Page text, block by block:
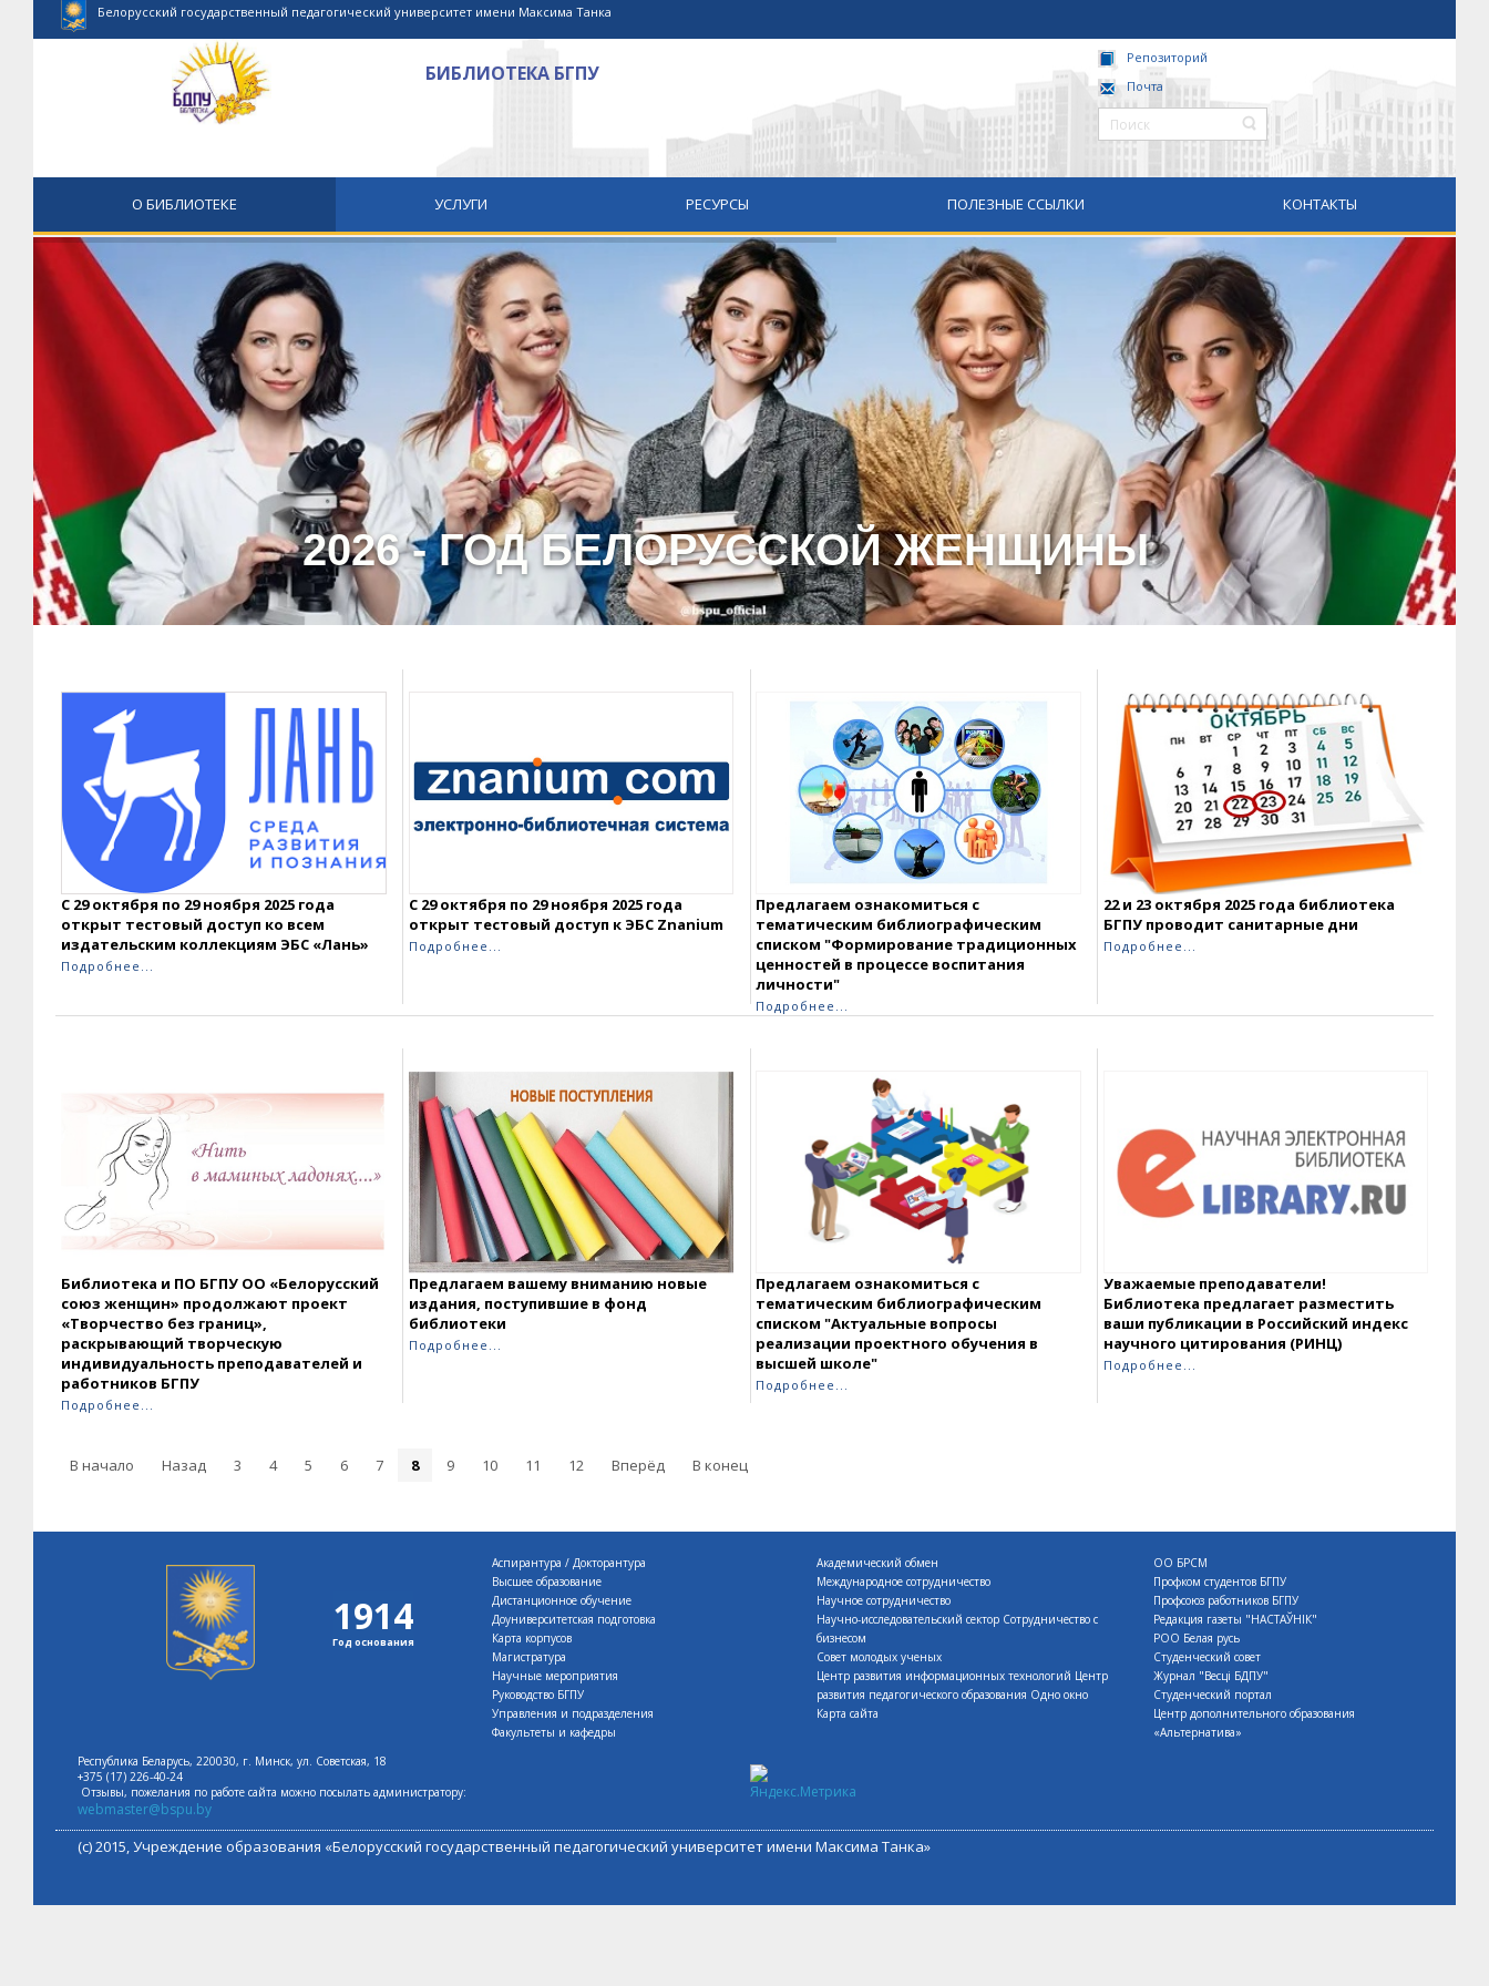
Белорусский государственный педагогический университет имени Максима Танка
БИБЛИОТЕКА БГПУ
Репозиторий
Почта
О БИБЛИОТЕКЕ УСЛУГИ РЕСУРСЫ ПОЛЕЗНЫЕ ССЫЛКИ КОНТАКТЫ
2026 - ГОД БЕЛОРУССКОЙ ЖЕНЩИНЫ
С 29 октября по 29 ноября 2025 года
открыт тестовый доступ ко всем
издательским коллекциям ЭБС «Лань»
Подробнее...
С 29 октября по 29 ноября 2025 года
открыт тестовый доступ к ЭБС Znanium
Подробнее...
Предлагаем ознакомиться с
тематическим библиографическим
списком "Формирование традиционных
ценностей в процессе воспитания
личности"
Подробнее...
22 и 23 октября 2025 года библиотека
БГПУ проводит санитарные дни
Подробнее...
Библиотека и ПО БГПУ ОО «Белорусский
союз женщин» продолжают проект
«Творчество без границ»,
раскрывающий творческую
индивидуальность преподавателей и
работников БГПУ
Подробнее...
Предлагаем вашему вниманию новые
издания, поступившие в фонд
библиотеки
Подробнее...
Предлагаем ознакомиться с
тематическим библиографическим
списком "Актуальные вопросы
реализации проектного обучения в
высшей школе"
Подробнее...
Уважаемые преподаватели!
Библиотека предлагает разместить
ваши публикации в Российский индекс
научного цитирования (РИНЦ)
Подробнее...
В начало Назад 3 4 5 6 7 8 9 10 11 12 Вперёд В конец
1914
Год основания
Аспирантура / Докторантура
Высшее образование
Дистанционное обучение
Доуниверситетская подготовка
Карта корпусов
Магистратура
Научные мероприятия
Руководство БГПУ
Управления и подразделения
Факультеты и кафедры
Академический обмен
Международное сотрудничество
Научное сотрудничество
Научно-исследовательский сектор Сотрудничество с
бизнесом
Совет молодых ученых
Центр развития информационных технологий Центр
развития педагогического образования Одно окно
Карта сайта
ОО БРСМ
Профком студентов БГПУ
Профсоюз работников БГПУ
Редакция газеты "НАСТАЎНІК"
РОО Белая русь
Студенческий совет
Журнал "Весцi БДПУ"
Студенческий портал
Центр дополнительного образования
«Альтернатива»
Республика Беларусь, 220030, г. Минск, ул. Советская, 18
+375 (17) 226-40-24
Отзывы, пожелания по работе сайта можно посылать администратору:
webmaster@bspu.by
(с) 2015, Учреждение образования «Белорусский государственный педагогический университет имени Максима Танка»